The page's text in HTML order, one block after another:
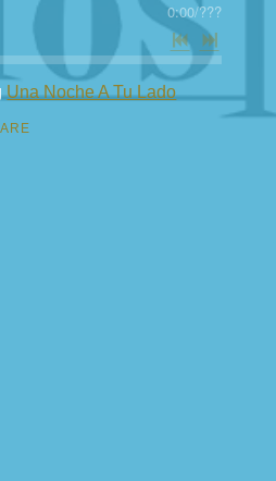
0:00/???
Una Noche A Tu Lado